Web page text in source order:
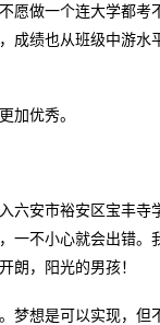
愿做一个连大学都考
成绩也从班级中游水
加优秀。
六安市裕安区宝丰寺
一不小心就会出错。
朗，阳光的男孩！
梦想是可以实现，但